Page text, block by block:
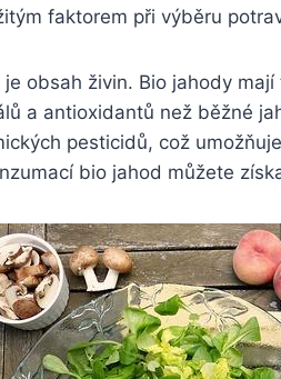
faktorem při‌ výběru
obsah živin. Bio jahody
a antioxidantů než běžné
pesticidů, což
bio jahod můžete